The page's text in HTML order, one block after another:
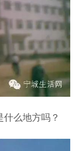
么地方吗？